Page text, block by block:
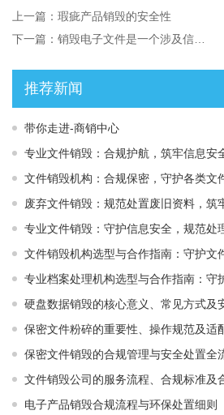
上一篇：瑕疵产品销毁的安全性
推荐新闻
带你走进-商销中心
专业文件销毁：合规护航，筑牢信息安
文件销毁机构：合规保密，守护各类文
废弃文件销毁：规范处置废旧资料，筑
专业文件销毁：守护信息安全，规范处
文件销毁机构选型与合作指南：守护文件安
专业档案处理机构选型与合作指南：守护档
硬盘数据销毁的核心意义、常见方式及
保密文件粉碎的重要性、操作规范及适
保密文件销毁的合规管理与安全处置全
文件销毁公司的服务流程、合规标准及
电子产品销毁合规流程与环保处置细则